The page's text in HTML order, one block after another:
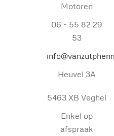
Motoren
06 - 55 82 29
53
Heuvel 3A
5463 XB Veghel
Enkel op
afspraak